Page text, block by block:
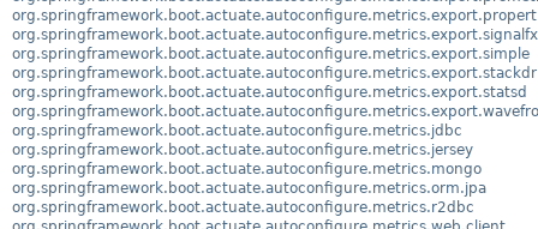
org.springframework.boot.actuate.autoconfigure.metrics.export.signalfx
org.springframework.boot.actuate.autoconfigure.metrics.export.simple
org.springframework.boot.actuate.autoconfigure.metrics.export.statsd
org.springframework.boot.actuate.autoconfigure.metrics.jdbc
org.springframework.boot.actuate.autoconfigure.metrics.jersey
org.springframework.boot.actuate.autoconfigure.metrics.mongo
org.springframework.boot.actuate.autoconfigure.metrics.orm.jpa
org.springframework.boot.actuate.autoconfigure.metrics.r2dbc